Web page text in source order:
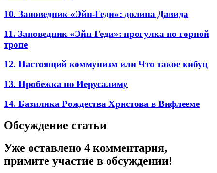
10. Заповедник «Эйн-Геди»: долина Давида
11. Заповедник «Эйн-Геди»: прогулка по горной
тропе
12. Настоящий коммунизм или Что такое кибуц
13. Пробежка по Иерусалиму
14. Базилика Рождества Христова в Вифлееме
Обсуждение статьи
Уже оставлено 4 комментария,
примите участие в обсуждении!